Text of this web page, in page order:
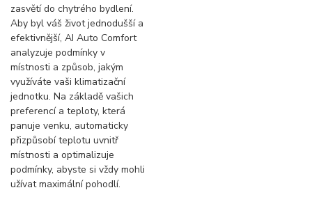
zasvětí do chytrého bydlení.
Aby byl váš život jednodušší a
efektivnější, AI Auto Comfort
analyzuje podmínky v
místnosti a způsob, jakým
využíváte vaši klimatizační
jednotku. Na základě vašich
preferencí a teploty, která
panuje venku, automaticky
přizpůsobí teplotu uvnitř
místnosti a optimalizuje
podmínky, abyste si vždy mohli
užívat maximální pohodlí.